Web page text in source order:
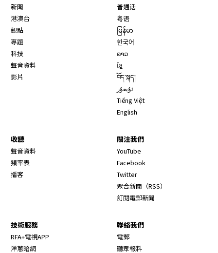
新聞
港澳台
觀點
專題
科技
聲音資料
影片
普通话
粤语
မြန်မာ
한국어
ລາວ
ខ្មែ
བོད་སྐད།
ئۇيغۇر
Tiếng Việt
English
收聽
聲音資料
頻率表
播客
關注我們
YouTube
Facebook
Twitter
聚合新聞（RSS）
訂閱電郵新聞
技術服務
RFA+電視APP
洋蔥暗網
聯絡我們
電郵
聽眾報料